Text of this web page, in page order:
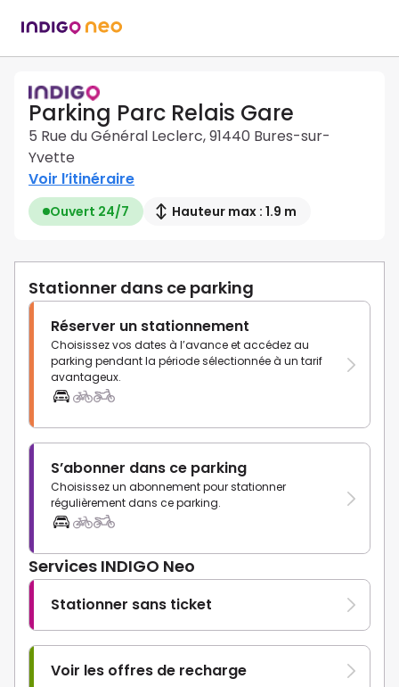
Parking Parc Relais Gare
5 Rue du Général Leclerc, 91440 Bures-sur-
Yvette
Voir l’itinéraire
Ouvert 24/7 Hauteur max : 1.9 m
Stationner dans ce parking
Réserver un stationnement
Choisissez vos dates à l’avance et accédez au
parking pendant la période sélectionnée à un tarif
avantageux.
S’abonner dans ce parking
Choisissez un abonnement pour stationner
régulièrement dans ce parking.
Services INDIGO Neo
Stationner sans ticket
Voir les offres de recharge